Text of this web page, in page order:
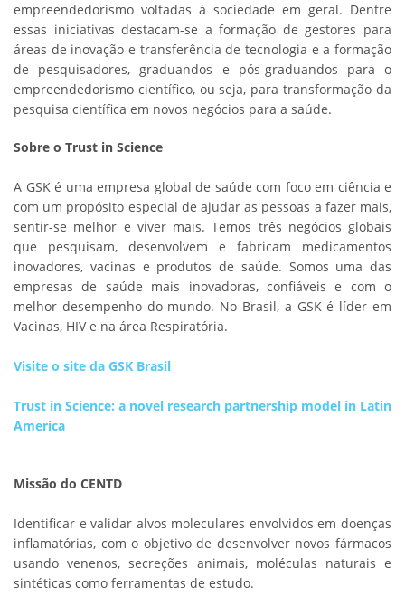
empreendedorismo voltadas à sociedade em geral. Dentre
essas iniciativas destacam-se a formação de gestores para
áreas de inovação e transferência de tecnologia e a formação
de pesquisadores, graduandos e pós-graduandos para o
empreendedorismo científico, ou seja, para transformação da
pesquisa científica em novos negócios para a saúde.
Sobre o Trust in Science
A GSK é uma empresa global de saúde com foco em ciência e
com um propósito especial de ajudar as pessoas a fazer mais,
sentir-se melhor e viver mais. Temos três negócios globais
que pesquisam, desenvolvem e fabricam medicamentos
inovadores, vacinas e produtos de saúde. Somos uma das
empresas de saúde mais inovadoras, confiáveis e com o
melhor desempenho do mundo. No Brasil, a GSK é líder em
Vacinas, HIV e na área Respiratória.
Visite o site da GSK Brasil
Trust in Science: a novel research partnership model in Latin
America
Missão do CENTD
Identificar e validar alvos moleculares envolvidos em doenças
inflamatórias, com o objetivo de desenvolver novos fármacos
usando venenos, secreções animais, moléculas naturais e
sintéticas como ferramentas de estudo.